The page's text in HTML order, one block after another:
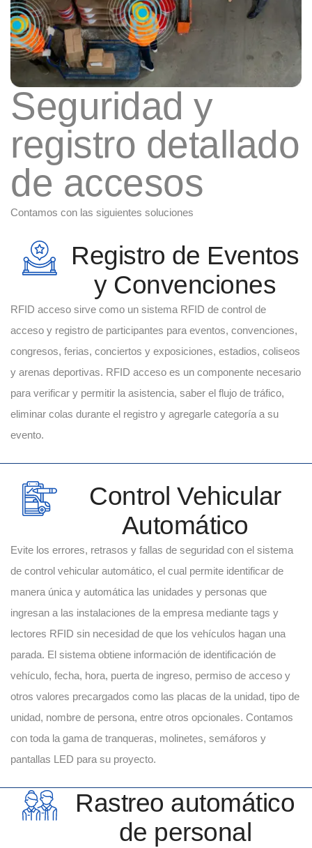
Seguridad y
registro detallado
de accesos
Contamos con las siguientes soluciones
Registro de Eventos
y Convenciones
RFID acceso sirve como un sistema RFID de control de
acceso y registro de participantes para eventos, convenciones,
congresos, ferias, conciertos y exposiciones, estadios, coliseos
y arenas deportivas. RFID acceso es un componente necesario
para verificar y permitir la asistencia, saber el flujo de tráfico,
eliminar colas durante el registro y agregarle categoría a su
evento.
Control Vehicular
Automático
Evite los errores, retrasos y fallas de seguridad con el sistema
de control vehicular automático, el cual permite identificar de
manera única y automática las unidades y personas que
ingresan a las instalaciones de la empresa mediante tags y
lectores RFID sin necesidad de que los vehículos hagan una
parada. El sistema obtiene información de identificación de
vehículo, fecha, hora, puerta de ingreso, permiso de acceso y
otros valores precargados como las placas de la unidad, tipo de
unidad, nombre de persona, entre otros opcionales. Contamos
con toda la gama de tranqueras, molinetes, semáforos y
pantallas LED para su proyecto.
Rastreo automático
de personal